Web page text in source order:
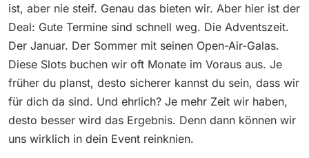
ist, aber nie steif. Genau das bieten wir. Aber hier ist der
Deal: Gute Termine sind schnell weg. Die Adventszeit.
Der Januar. Der Sommer mit seinen Open-Air-Galas.
Diese Slots buchen wir oft Monate im Voraus aus. Je
früher du planst, desto sicherer kannst du sein, dass wir
für dich da sind. Und ehrlich? Je mehr Zeit wir haben,
desto besser wird das Ergebnis. Denn dann können wir
uns wirklich in dein Event reinknien.